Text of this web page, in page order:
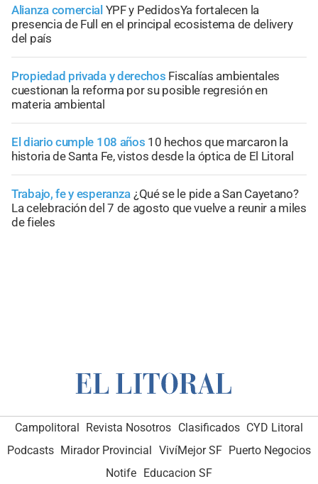
Alianza comercial YPF y PedidosYa fortalecen la
presencia de Full en el principal ecosistema de delivery
del país
Propiedad privada y derechos Fiscalías ambientales
cuestionan la reforma por su posible regresión en
materia ambiental
El diario cumple 108 años 10 hechos que marcaron la
historia de Santa Fe, vistos desde la óptica de El Litoral
Trabajo, fe y esperanza ¿Qué se le pide a San Cayetano?
La celebración del 7 de agosto que vuelve a reunir a miles
de fieles
Campolitoral Revista Nosotros Clasificados CYD Litoral
Podcasts Mirador Provincial VivíMejor SF Puerto Negocios
Notife
Educacion SF